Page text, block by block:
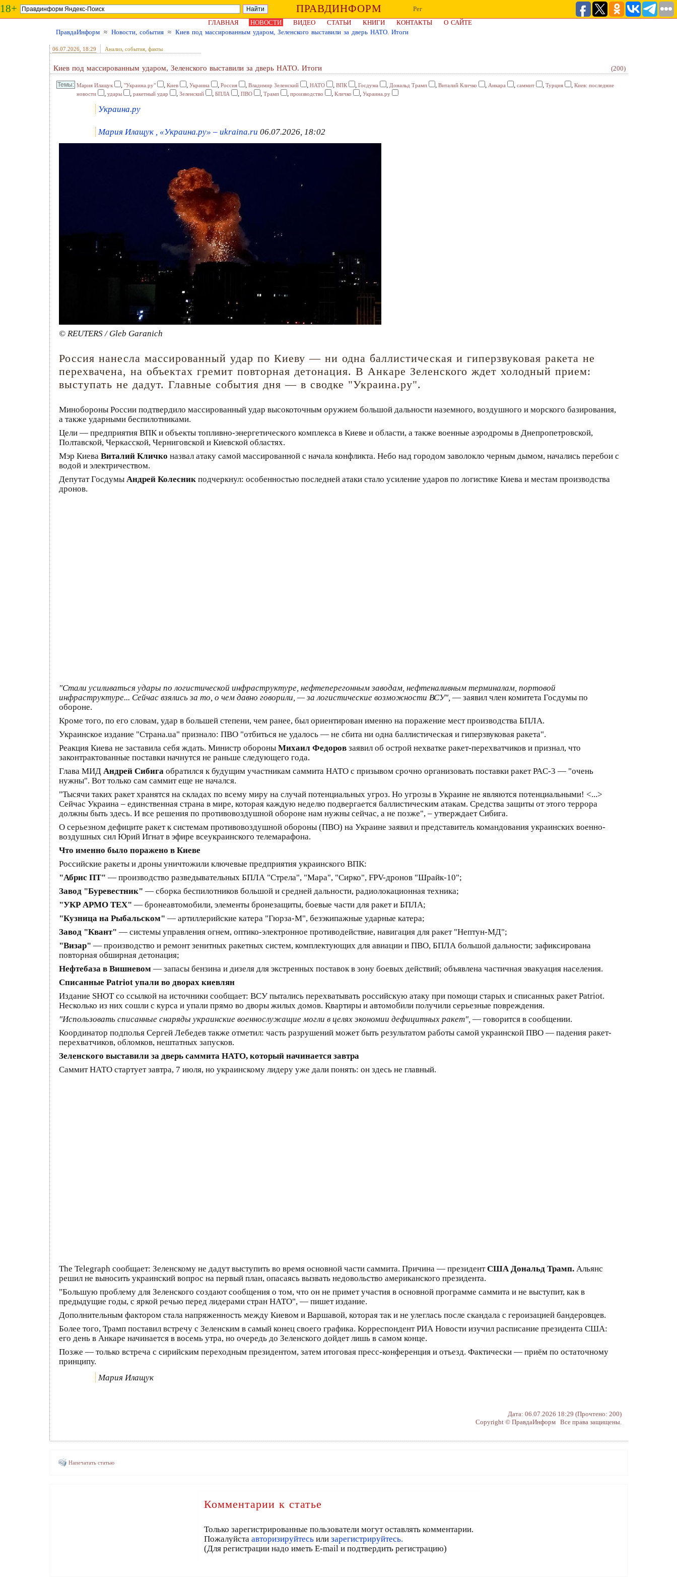
18+ ПРАВДИНФОРМ
Рег
ГЛАВНАЯ
НОВОСТИ ВИДЕО СТАТЬИ КНИГИ КОНТАКТЫ
О САЙТЕ
ПравдаИнформ ≈ Новости, события ≈ Киев под массированным ударом, Зеленского выставили за дверь НАТО. Итоги
06.07.2026 , 18:29 Анализ, события, факты
Киев под массированным ударом, Зеленского выставили за дверь НАТО. Итоги (200)
Мария Илащук , "Украина.ру" , Киев , Украина , Россия , Владимир Зеленский , НАТО , ВПК , Госдума , Дональд Трамп , Виталий Кличко , Анкара , саммит , Турция , Киев: последние
новости
, удары , ракетный удар , Зеленский , БПЛА , ПВО , Трамп , производство , Кличко , Украина.ру
Украина.ру
Мария Илащук , «Украина.ру» – ukraina.ru 06.07.2026, 18:02
© REUTERS / Gleb Garanich
Россия нанесла массированный удар по Киеву — ни одна баллистическая и гиперзвуковая ракета не
перехвачена, на объектах гремит повторная детонация. В Анкаре Зеленского ждет холодный прием:
выступать не дадут. Главные события дня — в сводке "Украина.ру".
Минобороны России подтвердило массированный удар высокоточным оружием большой дальности наземного, воздушного и морского базирования,
а также ударными беспилотниками.
Цели — предприятия ВПК и объекты топливно-энергетического комплекса в Киеве и области, а также военные аэродромы в Днепропетровской,
Полтавской, Черкасской, Черниговской и Киевской областях.
Мэр Киева Виталий Кличко назвал атаку самой массированной с начала конфликта. Небо над городом заволокло черным дымом, начались перебои с
водой и электричеством.
Депутат Госдумы Андрей Колесник подчеркнул: особенностью последней атаки стало усиление ударов по логистике Киева и местам производства
дронов.
"Стали усиливаться удары по логистической инфраструктуре, нефтеперегонным заводам, нефтеналивным терминалам, портовой
инфраструктуре... Сейчас взялись за то, о чем давно говорили, — за логистические возможности ВСУ", — заявил член комитета Госдумы по
обороне.
Кроме того, по его словам, удар в большей степени, чем ранее, был ориентирован именно на поражение мест производства БПЛА.
Украинское издание "Страна.ua" признало: ПВО "отбиться не удалось — не сбита ни одна баллистическая и гиперзвуковая ракета".
Реакция Киева не заставила себя ждать. Министр обороны Михаил Федоров заявил об острой нехватке ракет-перехватчиков и признал, что
законтрактованные поставки начнутся не раньше следующего года.
Глава МИД Андрей Сибига обратился к будущим участникам саммита НАТО с призывом срочно организовать поставки ракет PAC-3 — "очень
нужны". Вот только сам саммит еще не начался.
"Тысячи таких ракет хранятся на складах по всему миру на случай потенциальных угроз. Но угрозы в Украине не являются потенциальными! <...>
Сейчас Украина – единственная страна в мире, которая каждую неделю подвергается баллистическим атакам. Средства защиты от этого террора
должны быть здесь. И все решения по противовоздушной обороне нам нужны сейчас, а не позже", – утверждает Сибига.
О серьезном дефиците ракет к системам противовоздушной обороны (ПВО) на Украине заявил и представитель командования украинских военно-
воздушных сил Юрий Игнат в эфире всеукраинского телемарафона.
Что именно было поражено в Киеве
Российские ракеты и дроны уничтожили ключевые предприятия украинского ВПК:
"Абрис ПТ" — производство разведывательных БПЛА "Стрела", "Мара", "Сирко", FPV-дронов "Шрайк-10";
Завод "Буревестник" — сборка беспилотников большой и средней дальности, радиолокационная техника;
"УКР АРМО ТЕХ" — бронеавтомобили, элементы бронезащиты, боевые части для ракет и БПЛА;
"Кузница на Рыбальском" — артиллерийские катера "Гюрза-М", безэкипажные ударные катера;
Завод "Квант" — системы управления огнем, оптико-электронное противодействие, навигация для ракет "Нептун-МД";
"Визар" — производство и ремонт зенитных ракетных систем, комплектующих для авиации и ПВО, БПЛА большой дальности; зафиксирована
повторная обширная детонация;
Нефтебаза в Вишневом — запасы бензина и дизеля для экстренных поставок в зону боевых действий; объявлена частичная эвакуация населения.
Списанные Patriot упали во дворах киевлян
Издание SHOT со ссылкой на источники сообщает: ВСУ пытались перехватывать российскую атаку при помощи старых и списанных ракет Patriot.
Несколько из них сошли с курса и упали прямо во дворы жилых домов. Квартиры и автомобили получили серьезные повреждения.
"Использовать списанные снаряды украинские военнослужащие могли в целях экономии дефицитных ракет", — говорится в сообщении.
Координатор подполья Сергей Лебедев также отметил: часть разрушений может быть результатом работы самой украинской ПВО — падения ракет-
перехватчиков, обломков, нештатных запусков.
Зеленского выставили за дверь саммита НАТО, который начинается завтра
Саммит НАТО стартует завтра, 7 июля, но украинскому лидеру уже дали понять: он здесь не главный.
The Telegraph сообщает: Зеленскому не дадут выступить во время основной части саммита. Причина — президентСША Дональд Трамп. Альянс
решил не выносить украинский вопрос на первый план, опасаясь вызвать недовольство американского президента.
"Большую проблему для Зеленского создают сообщения о том, что он не примет участия в основной программе саммита и не выступит, как в
предыдущие годы, с яркой речью перед лидерами стран НАТО", — пишет издание.
Дополнительным фактором стала напряженность между Киевом и Варшавой, которая так и не улеглась после скандала с героизацией бандеровцев.
Более того, Трамп поставил встречу с Зеленским в самый конец своего графика. Корреспондент РИА Новости изучил расписание президента США:
его день в Анкаре начинается в восемь утра, но очередь до Зеленского дойдет лишь в самом конце.
Позже — только встреча с сирийским переходным президентом, затем итоговая пресс-конференция и отъезд. Фактически — приём по остаточному
принципу.
Мария Илащук
Дата: 06.07.2026 18:29 (Прочтено: 200)
Copyright © ПравдаИнформ Все права защищены.
Напечатать статью
Комментарии к статье
Только зарегистрированные пользователи могут оставлять комментарии.
Пожалуйста авторизируйтесь или зарегистрируйтесь.
(Для регистрации надо иметь E-mail и подтвердить регистрацию)